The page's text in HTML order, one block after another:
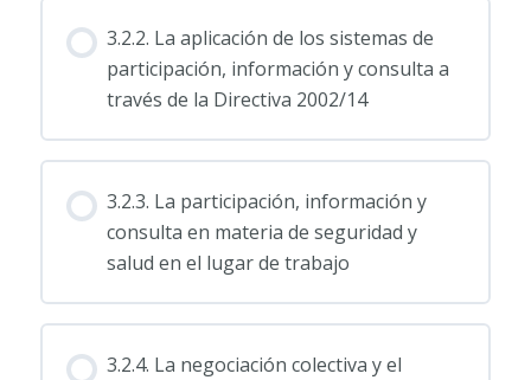
3.2.2. La aplicación de los sistemas de
participación, información y consulta a
través de la Directiva 2002/14
3.2.3. La participación, información y
consulta en materia de seguridad y
salud en el lugar de trabajo
3.2.4. La negociación colectiva y el